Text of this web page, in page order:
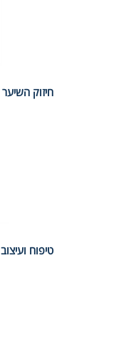
חיזוק השיער
טיפוח ועיצוב